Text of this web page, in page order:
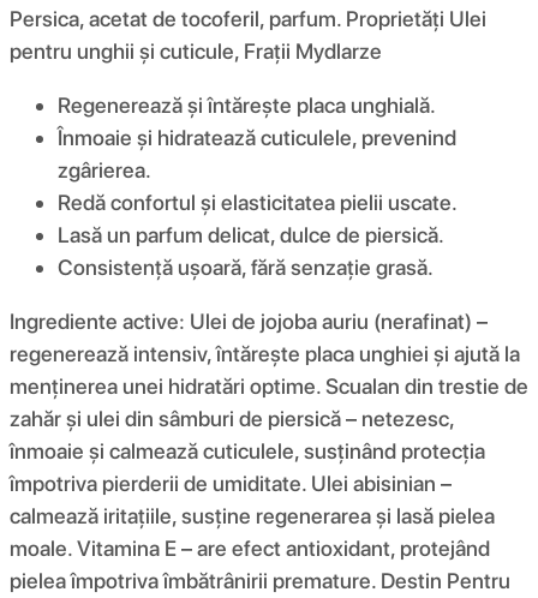
Persica, acetat de tocoferil, parfum. Proprietăți Ulei
pentru unghii și cuticule, Frații Mydlarze
Regenerează și întărește placa unghială.
Înmoaie și hidratează cuticulele, prevenind
zgârierea.
Redă confortul și elasticitatea pielii uscate.
Lasă un parfum delicat, dulce de piersică.
Consistență ușoară, fără senzație grasă.
Ingrediente active: Ulei de jojoba auriu (nerafinat) –
regenerează intensiv, întărește placa unghiei și ajută la
menținerea unei hidratări optime. Scualan din trestie de
zahăr și ulei din sâmburi de piersică – netezesc,
înmoaie și calmează cuticulele, susținând protecția
împotriva pierderii de umiditate. Ulei abisinian –
calmează iritațiile, susține regenerarea și lasă pielea
moale. Vitamina E – are efect antioxidant, protejând
pielea împotriva îmbătrânirii premature. Destin Pentru